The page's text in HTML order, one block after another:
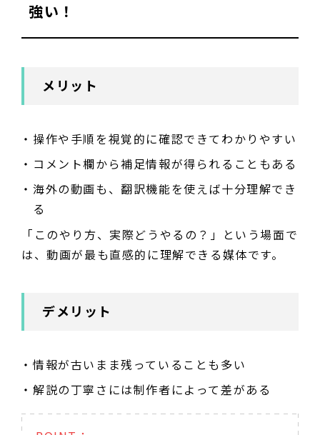
強い！
メリット
操作や手順を視覚的に確認できてわかりやすい
コメント欄から補足情報が得られることもある
海外の動画も、翻訳機能を使えば十分理解でき
る
「このやり方、実際どうやるの？」という場面で
は、動画が最も直感的に理解できる媒体です。
デメリット
情報が古いまま残っていることも多い
解説の丁寧さには制作者によって差がある